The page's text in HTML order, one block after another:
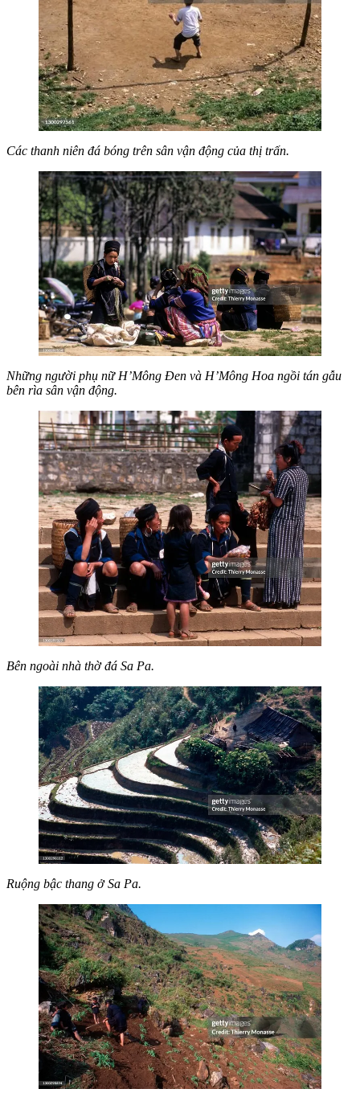
Các thanh niên đá bóng trên sân vận động của thị trấn.
Những người phụ nữ H’Mông Đen và H’Mông Hoa ngồi tán gẫu
bên rìa sân vận động.
Bên ngoài nhà thờ đá Sa Pa.
Ruộng bậc thang ở Sa Pa.